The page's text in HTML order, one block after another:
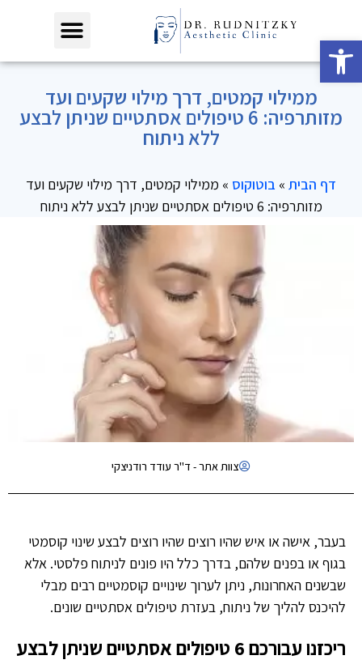
פתח סרגל נגישות
ממילוי קמטים, דרך מילוי שקעים ועד
מזותרפיה: 6 טיפולים אסתטיים שניתן לבצע
ללא ניתוח
דף הבית » בוטוקוס » ממילוי קמטים, דרך מילוי שקעים ועד
מזותרפיה: 6 טיפולים אסתטיים שניתן לבצע ללא ניתוח
צוות אתר - ד"ר עודד רודניצקי
בעבר, אישה או איש שהיו רוצים שהיו רוצים לבצע שינוי קוסמטי
בגוף או בפנים שלהם, בדרך כלל היו פונים לניתוח פלסטי. אלא
שבשנים האחרונות, ניתן לערוך שינויים קוסמטיים רבים מבלי
להיכנס להליך של ניתוח, בעזרת טיפולים אסתטיים שונים.
ריכזנו עבורכם 6 טיפולים אסתטיים שניתן לבצע